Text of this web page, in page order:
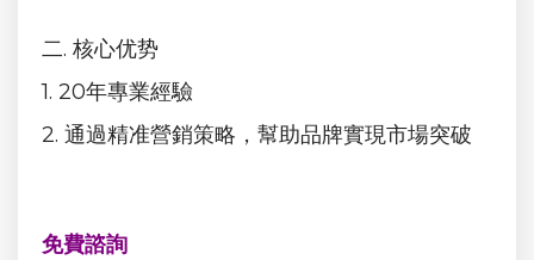
二. 核心优势
1. 20年專業經驗
2. 通過精准營銷策略，幫助品牌實現市場突破
免費諮詢